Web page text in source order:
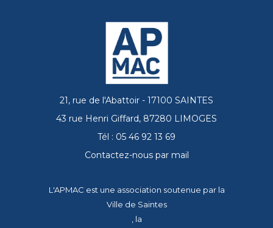
21, rue de l'Abattoir - 17100 SAINTES
43 rue Henri Giffard, 87280 LIMOGES
Tél : 05 46 92 13 69
Contactez-nous par mail
L'APMAC est une association soutenue par la
Ville de Saintes
, la